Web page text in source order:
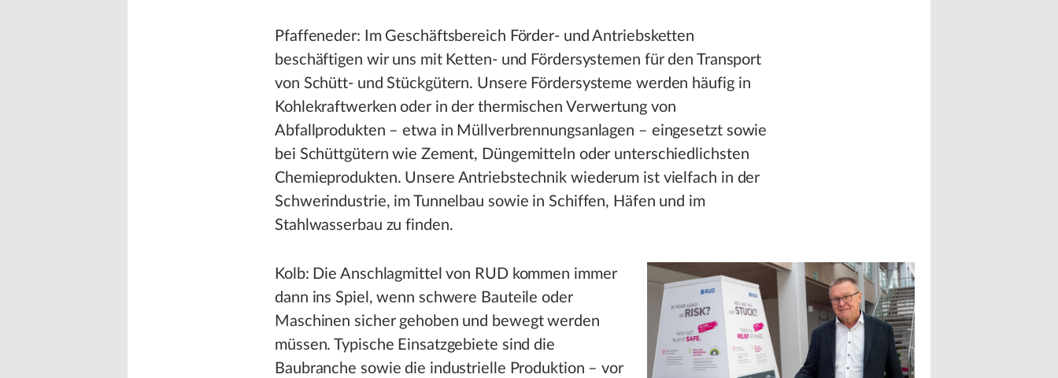
Pfaffeneder: Im Geschäftsbereich Förder- und Antriebsketten
beschäftigen wir uns mit Ketten- und Fördersystemen für den Transport
von Schütt- und Stückgütern. Unsere Fördersysteme werden häufig in
Kohlekraftwerken oder in der thermischen Verwertung von
Abfallprodukten – etwa in Müllverbrennungsanlagen – eingesetzt sowie
bei Schüttgütern wie Zement, Düngemitteln oder unterschiedlichsten
Chemieprodukten. Unsere Antriebstechnik wiederum ist vielfach in der
Schwerindustrie, im Tunnelbau sowie in Schiffen, Häfen und im
Stahlwasserbau zu finden.
Kolb: Die Anschlagmittel von RUD kommen immer
dann ins Spiel, wenn schwere Bauteile oder
Maschinen sicher gehoben und bewegt werden
müssen. Typische Einsatzgebiete sind die
Baubranche sowie die industrielle Produktion – vor